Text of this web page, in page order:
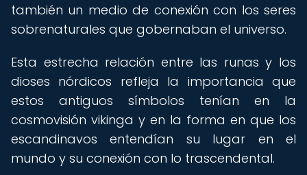
también un medio de conexión con los seres
sobrenaturales que gobernaban el universo.
Esta estrecha relación entre las runas y los
dioses nórdicos refleja la importancia que
estos antiguos símbolos tenían en la
cosmovisión vikinga y en la forma en que los
escandinavos entendían su lugar en el
mundo y su conexión con lo trascendental.